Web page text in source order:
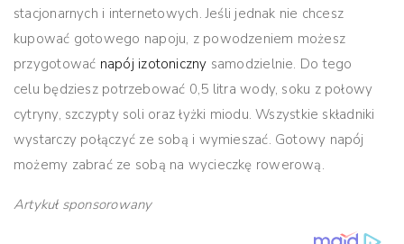
stacjonarnych i internetowych. Jeśli jednak nie chcesz
kupować gotowego napoju, z powodzeniem możesz
przygotować napój izotoniczny samodzielnie. Do tego
celu będziesz potrzebować 0,5 litra wody, soku z połowy
cytryny, szczypty soli oraz łyżki miodu. Wszystkie składniki
wystarczy połączyć ze sobą i wymieszać. Gotowy napój
możemy zabrać ze sobą na wycieczkę rowerową.
Artykuł sponsorowany